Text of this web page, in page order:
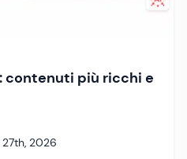
contenuti più ricchi e
2026